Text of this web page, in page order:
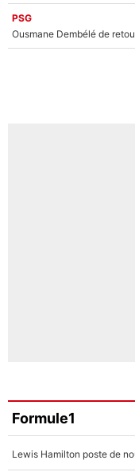
PSG
Formule1